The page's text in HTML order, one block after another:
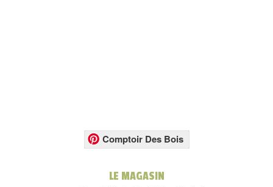
Comptoir Des Bois
LE MAGASIN